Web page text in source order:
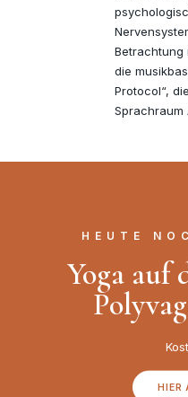
Betrachtung
die
Protocol“,
Sprachraum
HEUTE
Yoga auf
HIER